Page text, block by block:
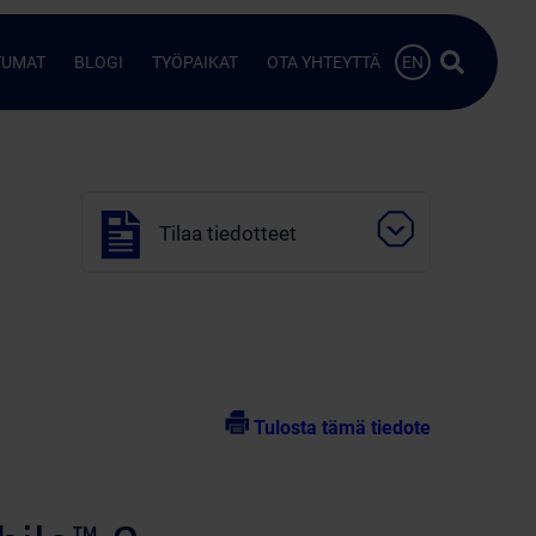
BLOGI TYÖPAIKAT OTA YHTEYTTÄ EN Hae…
Tilaa tiedotteet
Tulosta tämä tiedote